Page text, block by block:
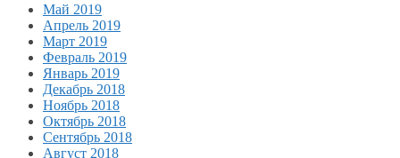
Май 2019
Апрель 2019
Март 2019
Февраль 2019
Январь 2019
Декабрь 2018
Ноябрь 2018
Октябрь 2018
Сентябрь 2018
Август 2018